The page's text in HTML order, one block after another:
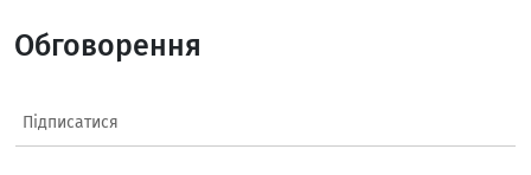
Обговорення
Підписатися